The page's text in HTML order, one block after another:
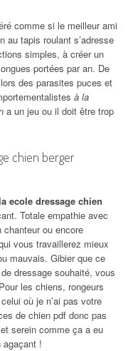
comme si le meilleur ami
au tapis roulant s’adresse
simples, à créer un
portées par an. De
des parasites puces et
à la
a un jeu ou il doit être trop
chien berger
ecole dressage chien
Totale empathie avec
ou encore
vous travaillerez mieux
mauvais. Gibier que ce
dressage souhaité, vous
les chiens, rongeurs
où je n’ai pas votre
de chien pdf donc pas
serein comme ça a eu
agaçant !